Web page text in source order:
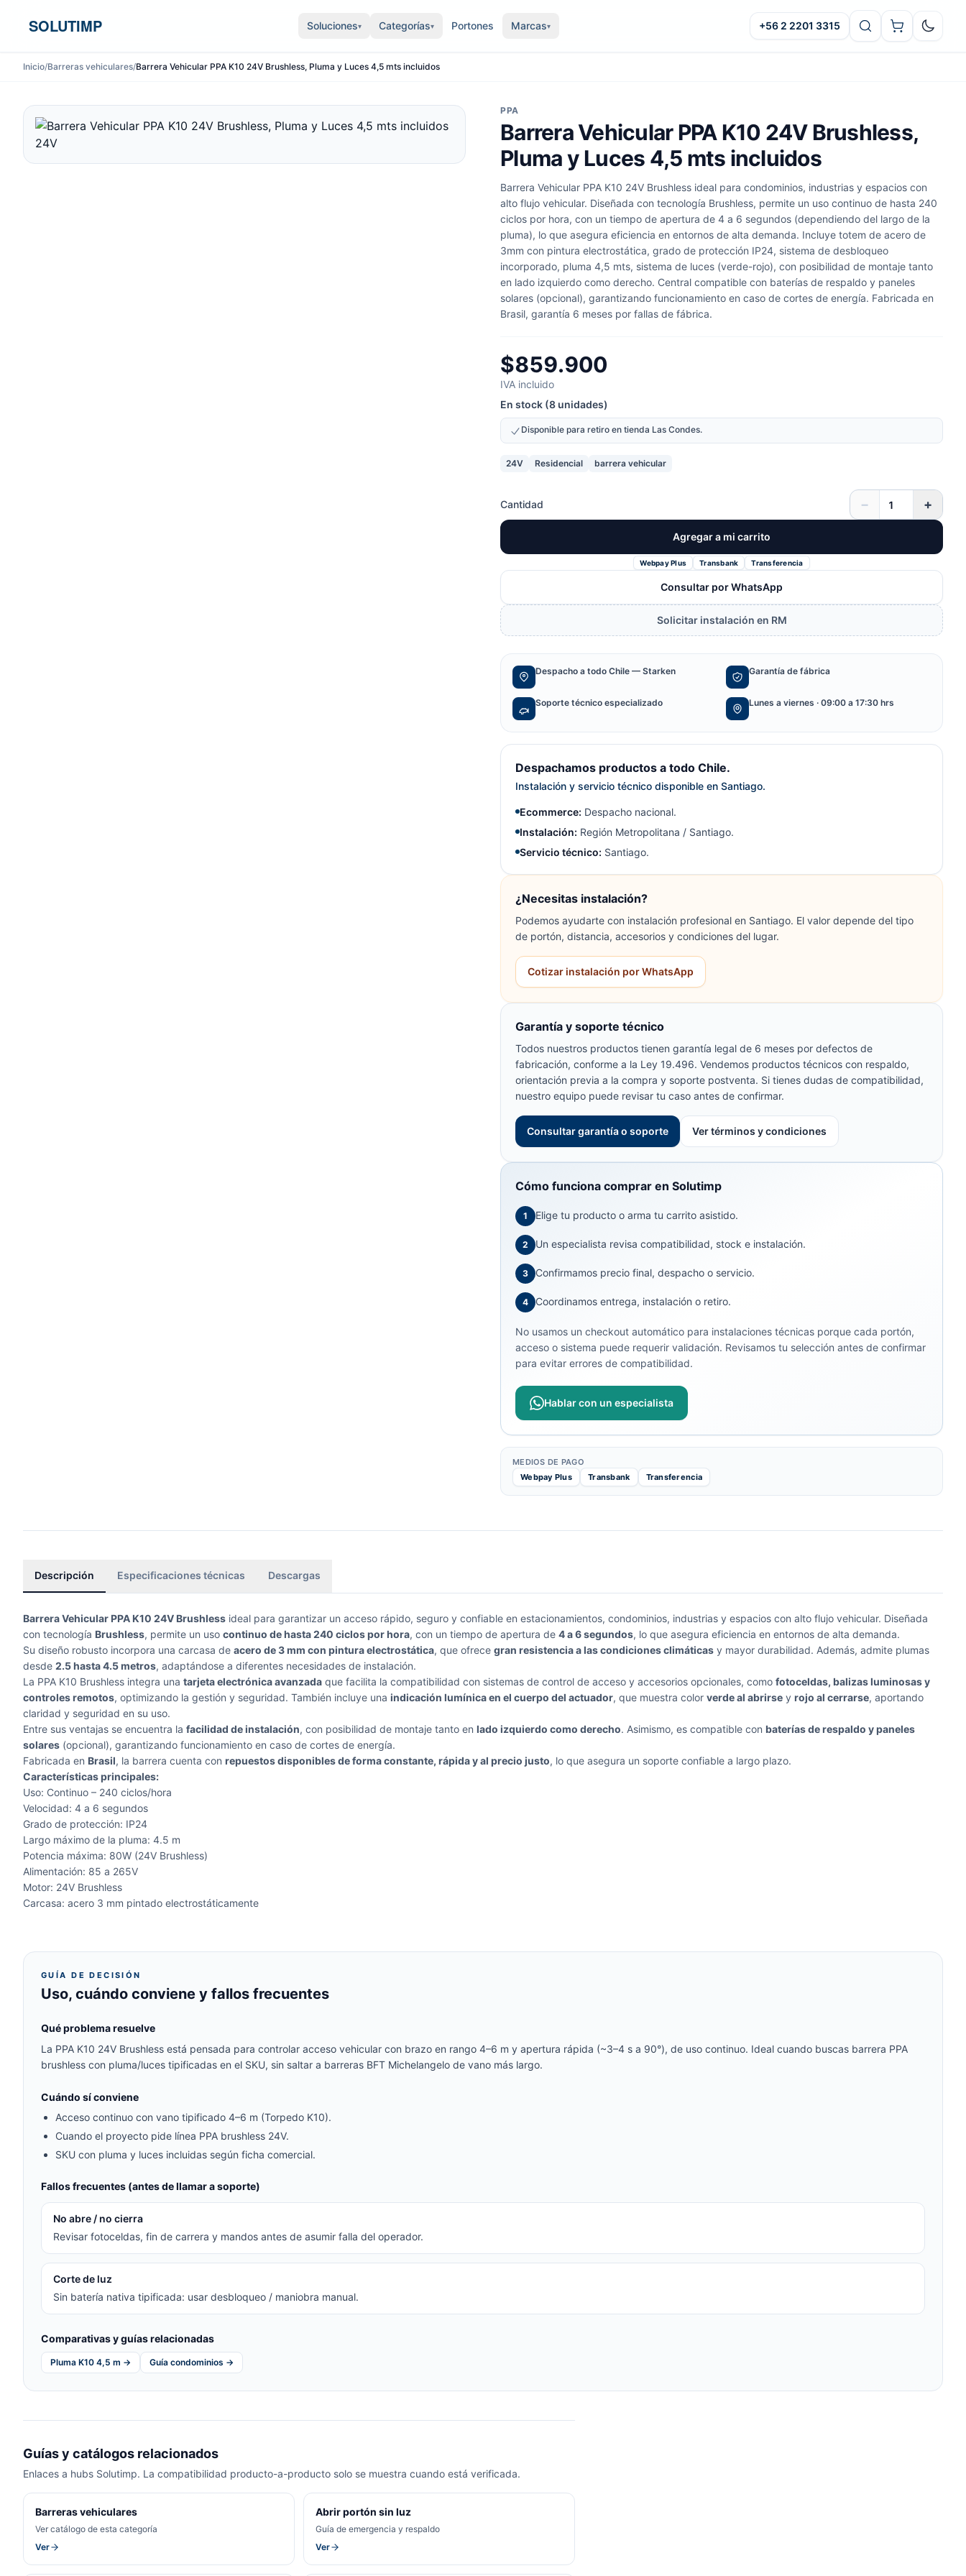
SOLUTIMP Soluciones▾ Categorías▾ Portones Marcas▾ +56 2 2201 3315 Oscuro
Inicio/Barreras vehiculares/Barrera Vehicular PPA K10 24V Brushless, Pluma y Luces 4,5 mts incluidos
PPA
Barrera Vehicular PPA K10 24V Brushless,
Pluma y Luces 4,5 mts incluidos
Barrera Vehicular PPA K10 24V Brushless ideal para condominios, industrias y espacios con
alto flujo vehicular. Diseñada con tecnología Brushless, permite un uso continuo de hasta 240
ciclos por hora, con un tiempo de apertura de 4 a 6 segundos (dependiendo del largo de la
pluma), lo que asegura eficiencia en entornos de alta demanda. Incluye totem de acero de
3mm con pintura electrostática, grado de protección IP24, sistema de desbloqueo
incorporado, pluma 4,5 mts, sistema de luces (verde-rojo), con posibilidad de montaje tanto
en lado izquierdo como derecho. Central compatible con baterías de respaldo y paneles
solares (opcional), garantizando funcionamiento en caso de cortes de energía. Fabricada en
Brasil, garantía 6 meses por fallas de fábrica.
$859.900
IVA incluido
En stock (8 unidades)
Disponible para retiro en tienda Las Condes.
24V Residencial barrera vehicular
Cantidad − +
Agregar a mi carrito
Webpay Plus Transbank Transferencia
Consultar por WhatsApp
Solicitar instalación en RM
Despacho a todo Chile — Starken Garantía de fábrica
Soporte técnico especializado Lunes a viernes · 09:00 a 17:30 hrs
Despachamos productos a todo Chile.
Instalación y servicio técnico disponible en Santiago.
Ecommerce: Despacho nacional.
Instalación: Región Metropolitana / Santiago.
Servicio técnico: Santiago.
¿Necesitas instalación?
Podemos ayudarte con instalación profesional en Santiago. El valor depende del tipo
de portón, distancia, accesorios y condiciones del lugar.
Cotizar instalación por WhatsApp
Garantía y soporte técnico
Todos nuestros productos tienen garantía legal de 6 meses por defectos de
fabricación, conforme a la Ley 19.496. Vendemos productos técnicos con respaldo,
orientación previa a la compra y soporte postventa. Si tienes dudas de compatibilidad,
nuestro equipo puede revisar tu caso antes de confirmar.
Consultar garantía o soporte Ver términos y condiciones
Cómo funciona comprar en Solutimp
1 Elige tu producto o arma tu carrito asistido.
2 Un especialista revisa compatibilidad, stock e instalación.
3 Confirmamos precio final, despacho o servicio.
4 Coordinamos entrega, instalación o retiro.
No usamos un checkout automático para instalaciones técnicas porque cada portón,
acceso o sistema puede requerir validación. Revisamos tu selección antes de confirmar
para evitar errores de compatibilidad.
Hablar con un especialista
MEDIOS DE PAGO
Webpay Plus
Transbank Transferencia
Descripción Especificaciones técnicas Descargas
Barrera Vehicular PPA K10 24V Brushless ideal para garantizar un acceso rápido, seguro y confiable en estacionamientos, condominios, industrias y espacios con alto flujo vehicular. Diseñada
con tecnología Brushless, permite un uso continuo de hasta 240 ciclos por hora, con un tiempo de apertura de 4 a 6 segundos, lo que asegura eficiencia en entornos de alta demanda.
Su diseño robusto incorpora una carcasa de acero de 3 mm con pintura electrostática, que ofrece gran resistencia a las condiciones climáticas y mayor durabilidad. Además, admite plumas
desde 2.5 hasta 4.5 metros, adaptándose a diferentes necesidades de instalación.
La PPA K10 Brushless integra una tarjeta electrónica avanzada que facilita la compatibilidad con sistemas de control de acceso y accesorios opcionales, como fotoceldas, balizas luminosas y
controles remotos, optimizando la gestión y seguridad. También incluye una indicación lumínica en el cuerpo del actuador, que muestra color verde al abrirse y rojo al cerrarse, aportando
claridad y seguridad en su uso.
Entre sus ventajas se encuentra la facilidad de instalación, con posibilidad de montaje tanto en lado izquierdo como derecho. Asimismo, es compatible con baterías de respaldo y paneles
solares (opcional), garantizando funcionamiento en caso de cortes de energía.
Fabricada en Brasil, la barrera cuenta con repuestos disponibles de forma constante, rápida y al precio justo, lo que asegura un soporte confiable a largo plazo.
Características principales:
Uso: Continuo – 240 ciclos/hora
Velocidad: 4 a 6 segundos
Grado de protección: IP24
Largo máximo de la pluma: 4.5 m
Potencia máxima: 80W (24V Brushless)
Alimentación: 85 a 265V
Motor: 24V Brushless
Carcasa: acero 3 mm pintado electrostáticamente
GUÍA DE DECISIÓN
Uso, cuándo conviene y fallos frecuentes
Qué problema resuelve
La PPA K10 24V Brushless está pensada para controlar acceso vehicular con brazo en rango 4–6 m y apertura rápida (~3–4 s a 90°), de uso continuo. Ideal cuando buscas barrera PPA
brushless con pluma/luces tipificadas en el SKU, sin saltar a barreras BFT Michelangelo de vano más largo.
Cuándo sí conviene
Acceso continuo con vano tipificado 4–6 m (Torpedo K10).
Cuando el proyecto pide línea PPA brushless 24V.
SKU con pluma y luces incluidas según ficha comercial.
Fallos frecuentes (antes de llamar a soporte)
No abre / no cierra
Revisar fotoceldas, fin de carrera y mandos antes de asumir falla del operador.
Corte de luz
Sin batería nativa tipificada: usar desbloqueo / maniobra manual.
Comparativas y guías relacionadas
Pluma K10 4,5 m → Guía condominios →
Guías y catálogos relacionados
Enlaces a hubs Solutimp. La compatibilidad producto-a-producto solo se muestra cuando está verificada.
Barreras vehiculares
Ver catálogo de esta categoría
Ver
Abrir portón sin luz
Guía de emergencia y respaldo
Ver